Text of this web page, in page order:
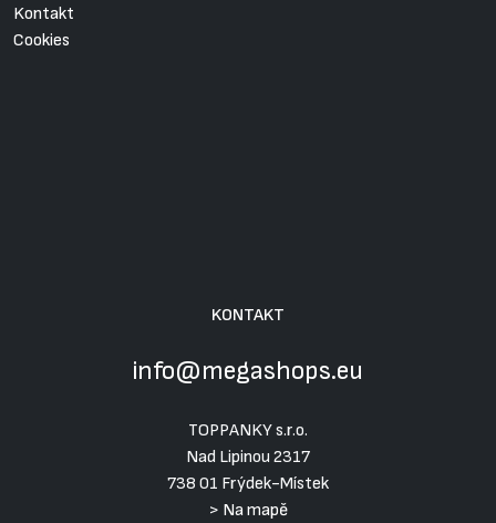
Kontakt
Cookies
KONTAKT
info@megashops.eu
TOPPANKY s.r.o.
Nad Lipinou 2317
738 01 Frýdek-Místek
> Na mapě